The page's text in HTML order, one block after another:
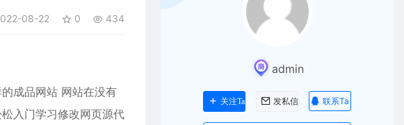
08-22 0 434
成品网站 网站在没有
入门学习修改网页源代
admin
关注Ta 发私信 联系Ta